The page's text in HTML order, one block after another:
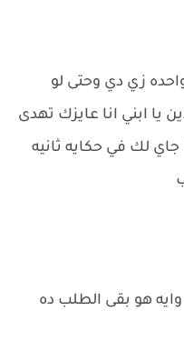
زي دي وحتى لو
ابني انا عايزك تهدى
لك في حكايه ثانيه
هو بقى الطلب ده